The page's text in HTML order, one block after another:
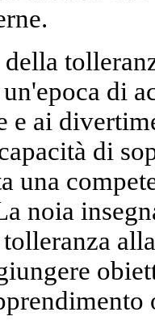
di
e ai
di
una
noia